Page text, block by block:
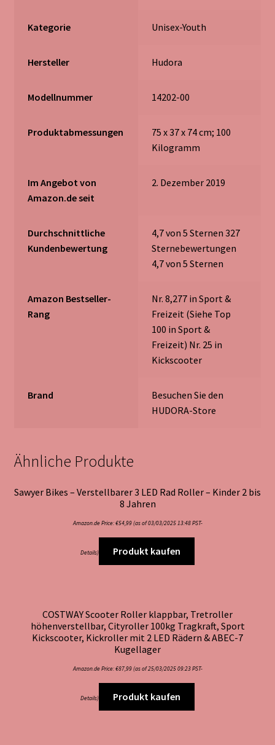
Kategorie ‎Unisex-Youth
Hersteller ‎Hudora
Modellnummer ‎14202-00
Produktabmessungen
‎75 x 37 x 74 cm; 100
Kilogramm
Im Angebot von
Amazon.de seit
2. Dezember 2019
Durchschnittliche
Kundenbewertung
4,7 von 5 Sternen 327
Sternebewertungen
4,7 von 5 Sternen
Amazon Bestseller-
Rang
Nr. 8,277 in Sport &
Freizeit (Siehe Top
100 in Sport &
Freizeit) Nr. 25 in
Kickscooter
Brand
Besuchen Sie den
HUDORA-Store
Ähnliche Produkte
Sawyer Bikes – Verstellbarer 3 LED Rad Roller – Kinder 2 bis
8 Jahren
Amazon.de Price:€54,99(as of 03/03/2025 13:48 PST-
Details) Produkt kaufen
COSTWAY Scooter Roller klappbar, Tretroller
höhenverstellbar, Cityroller 100kg Tragkraft, Sport
Kickscooter, Kickroller mit 2 LED Rädern & ABEC-7
Kugellager
Amazon.de Price:€87,99(as of 25/03/2025 09:23 PST-
Details) Produkt kaufen